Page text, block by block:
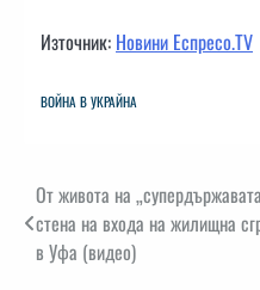
Източник: Новини Еспресо.TV
ВОЙНА В УКРАЙНА
Навигация
От живота на
стена на входа на жилищна
в Уфа (видео)